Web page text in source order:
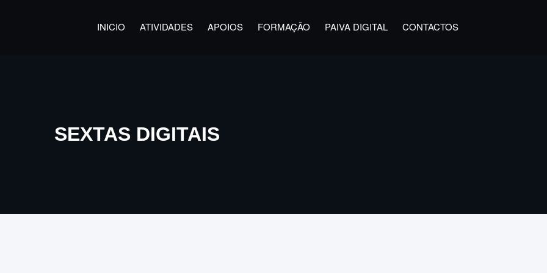
INICIO ATIVIDADES APOIOS FORMAÇÃO PAIVA DIGITAL CONTACTOS
SEXTAS DIGITAIS